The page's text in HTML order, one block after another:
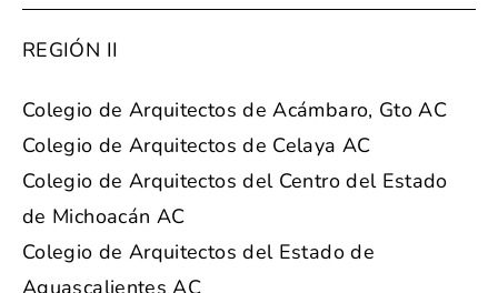
REGIÓN II
Colegio de Arquitectos de Acámbaro, Gto AC
Colegio de Arquitectos de Celaya AC
Colegio de Arquitectos del Centro del Estado
de Michoacán AC
Colegio de Arquitectos del Estado de
Aguascalientes AC